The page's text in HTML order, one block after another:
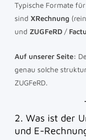
Typische Formate
sind XRechnung
und ZUGFeRD /
Auf unserer Seite:
genau solche
ZUGFeRD.
2. Was ist der
und E-